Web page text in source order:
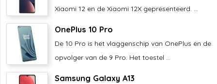
Xiaomi 12 en de Xiaomi 12X gepresenteerd. ...
OnePlus 10 Pro
De 10 Pro is het vlaggenschip van OnePlus en de
opvolger van de 9 Pro. Het toestel ...
Samsung Galaxy A13